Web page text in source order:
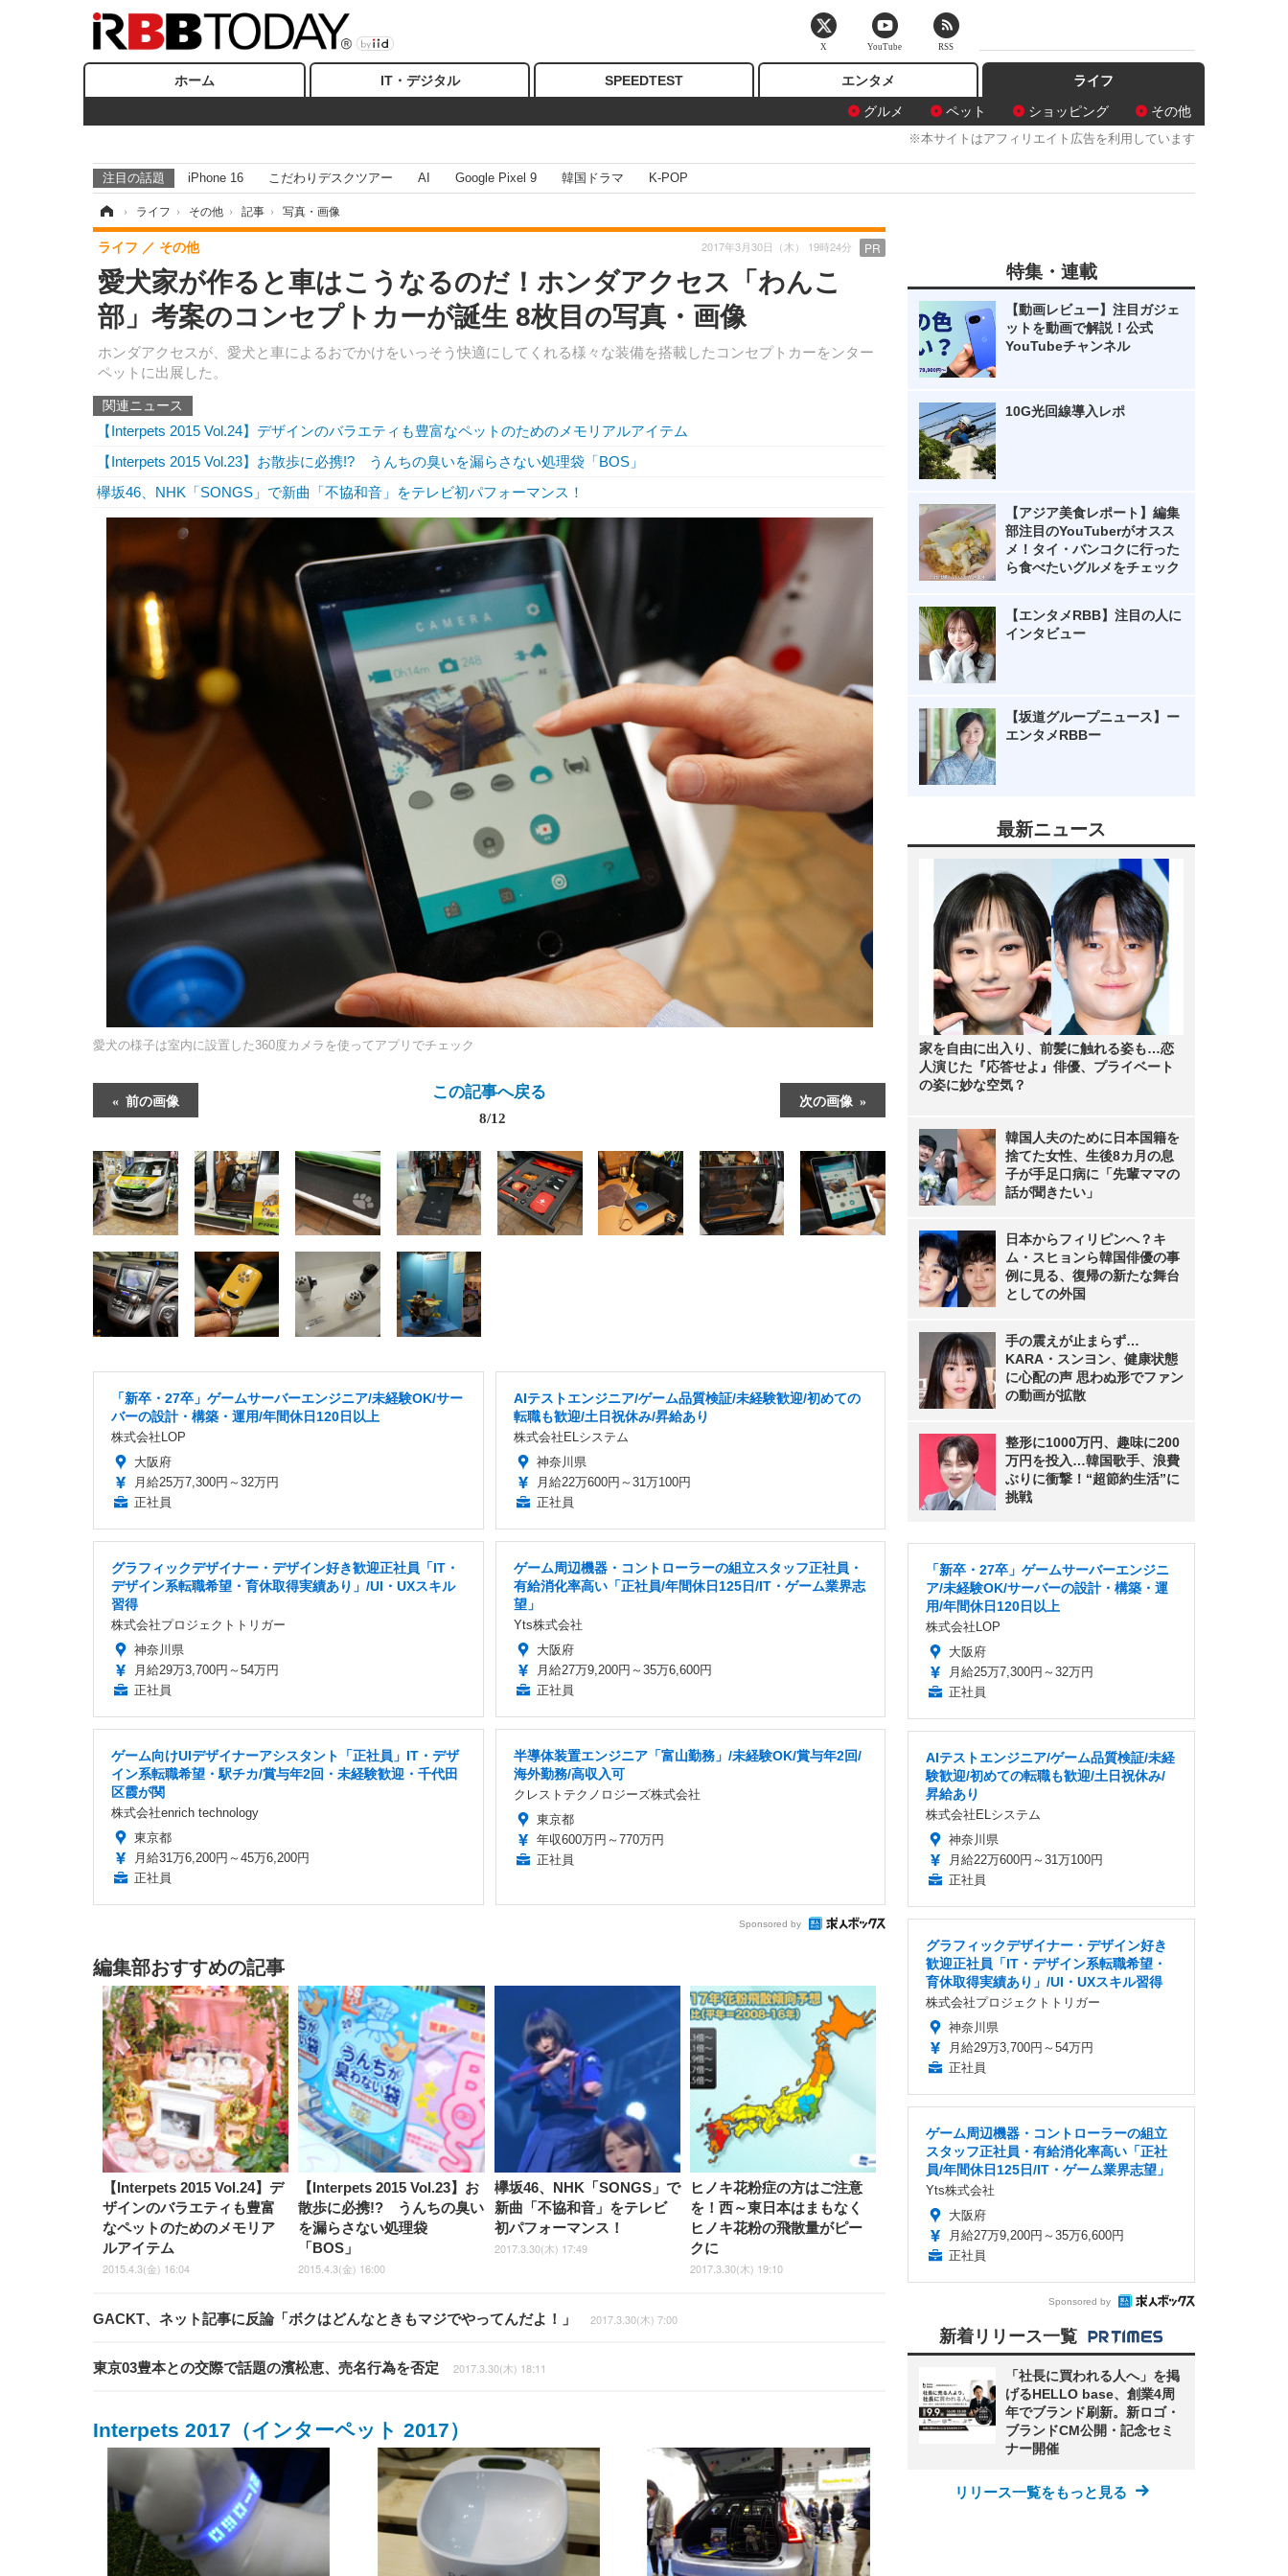
ホーム IT・デジタル SPEEDTEST エンタメ
ライフ
グルメ
ペット ショッピング その他
※本サイトはアフィリエイト広告を利用しています
注目の話題 iPhone 16 こだわりデスクツアー AI Google Pixel 9 韓国ドラマ K-POP
› ライフ › その他 › 記事 › 写真・画像
愛犬家が作ると車はこうなるのだ！ホンダアクセス「わんこ
部」考案のコンセプトカーが誕生 8枚目の写真・画像
ホンダアクセスが、愛犬と車によるおでかけをいっそう快適にしてくれる様々な装備を搭載したコンセプトカーをンター
ペットに出展した。
ライフ その他 2017年3月30日（木） 19時24分 PR
関連ニュース
【Interpets 2015 Vol.24】デザインのバラエティも豊富なペットのためのメモリアルアイテム
【Interpets 2015 Vol.23】お散歩に必携!? うんちの臭いを漏らさない処理袋「BOS」
欅坂46、NHK「SONGS」で新曲「不協和音」をテレビ初パフォーマンス！
愛犬の様子は室内に設置した360度カメラを使ってアプリでチェック
前の画像 次の画像
この記事へ戻る
8/12
「新卒・27卒」ゲームサーバーエンジニア/未経験OK/サー
バーの設計・構築・運用/年間休日120日以上
株式会社LOP
大阪府
月給25万7,300円～32万円
正社員
AIテストエンジニア/ゲーム品質検証/未経験歓迎/初めての
転職も歓迎/土日祝休み/昇給あり
株式会社ELシステム
神奈川県
月給22万600円～31万100円
正社員
グラフィックデザイナー・デザイン好き歓迎正社員「IT・
デザイン系転職希望・育休取得実績あり」/UI・UXスキル
習得
株式会社プロジェクトトリガー
神奈川県
月給29万3,700円～54万円
正社員
ゲーム周辺機器・コントローラーの組立スタッフ正社員・
有給消化率高い「正社員/年間休日125日/IT・ゲーム業界志
望」
Yts株式会社
大阪府
月給27万9,200円～35万6,600円
正社員
ゲーム向けUIデザイナーアシスタント「正社員」IT・デザ
イン系転職希望・駅チカ/賞与年2回・未経験歓迎・千代田
区霞が関
株式会社enrich technology
東京都
月給31万6,200円～45万6,200円
正社員
半導体装置エンジニア「富山勤務」/未経験OK/賞与年2回/
海外勤務/高収入可
クレストテクノロジーズ株式会社
東京都
年収600万円～770万円
正社員
Sponsored by
編集部おすすめの記事
【Interpets 2015 Vol.24】デ
ザインのバラエティも豊富
なペットのためのメモリア
ルアイテム
2015.4.3(金) 16:04
【Interpets 2015 Vol.23】お
散歩に必携!? うんちの臭い
を漏らさない処理袋
「BOS」
2015.4.3(金) 16:00
欅坂46、NHK「SONGS」で
新曲「不協和音」をテレビ
初パフォーマンス！
2017.3.30(木) 17:49
ヒノキ花粉症の方はご注意
を！西～東日本はまもなく
ヒノキ花粉の飛散量がピー
クに
2017.3.30(木) 19:10
GACKT、ネット記事に反論「ボクはどんなときもマジでやってんだよ！」 2017.3.30(木) 7:00
東京03豊本との交際で話題の濱松恵、売名行為を否定 2017.3.30(木) 18:11
Interpets 2017（インターペット 2017）
特集・連載
【動画レビュー】注目ガジェ
ットを動画で解説！公式
YouTubeチャンネル
10G光回線導入レポ
【アジア美食レポート】編集
部注目のYouTuberがオスス
メ！タイ・バンコクに行った
ら食べたいグルメをチェック
【エンタメRBB】注目の人に
インタビュー
【坂道グループニュース】ー
エンタメRBBー
最新ニュース
家を自由に出入り、前髪に触れる姿も…恋
人演じた『応答せよ』俳優、プライベート
の姿に妙な空気？
韓国人夫のために日本国籍を
捨てた女性、生後8カ月の息
子が手足口病に「先輩ママの
話が聞きたい」
日本からフィリピンへ？キ
ム・スヒョンら韓国俳優の事
例に見る、復帰の新たな舞台
としての外国
手の震えが止まらず…
KARA・スンヨン、健康状態
に心配の声 思わぬ形でファン
の動画が拡散
整形に1000万円、趣味に200
万円を投入…韓国歌手、浪費
ぶりに衝撃！“超節約生活”に
挑戦
「新卒・27卒」ゲームサーバーエンジニ
ア/未経験OK/サーバーの設計・構築・運
用/年間休日120日以上
株式会社LOP
大阪府
月給25万7,300円～32万円
正社員
AIテストエンジニア/ゲーム品質検証/未経
験歓迎/初めての転職も歓迎/土日祝休み/
昇給あり
株式会社ELシステム
神奈川県
月給22万600円～31万100円
正社員
グラフィックデザイナー・デザイン好き
歓迎正社員「IT・デザイン系転職希望・
育休取得実績あり」/UI・UXスキル習得
株式会社プロジェクトトリガー
神奈川県
月給29万3,700円～54万円
正社員
ゲーム周辺機器・コントローラーの組立
スタッフ正社員・有給消化率高い「正社
員/年間休日125日/IT・ゲーム業界志望」
Yts株式会社
大阪府
月給27万9,200円～35万6,600円
正社員
Sponsored by
新着リリース一覧
「社長に買われる人へ」を掲
げるHELLO base、創業4周
年でブランド刷新。新ロゴ・
ブランドCM公開・記念セミ
ナー開催
リリース一覧をもっと見る
X YouTube RSS